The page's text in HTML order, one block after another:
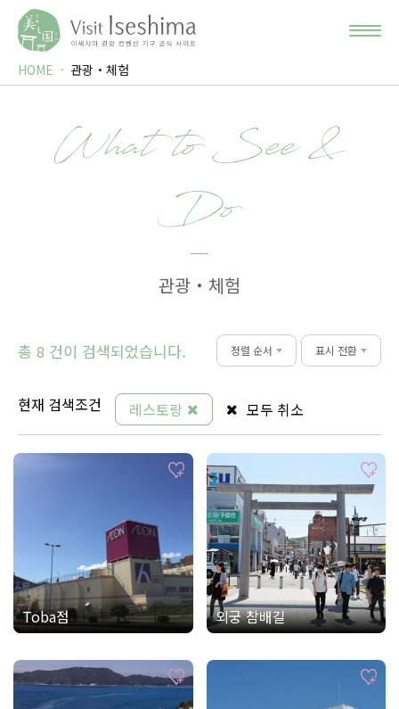
HOME 관광・체험
What to See &
Do
관광・체험
총 8 건이 검색되었습니다. 정렬 순서 표시 전환
현재 검색조건 레스토랑 모두 취소
Toba점 외궁 참배길